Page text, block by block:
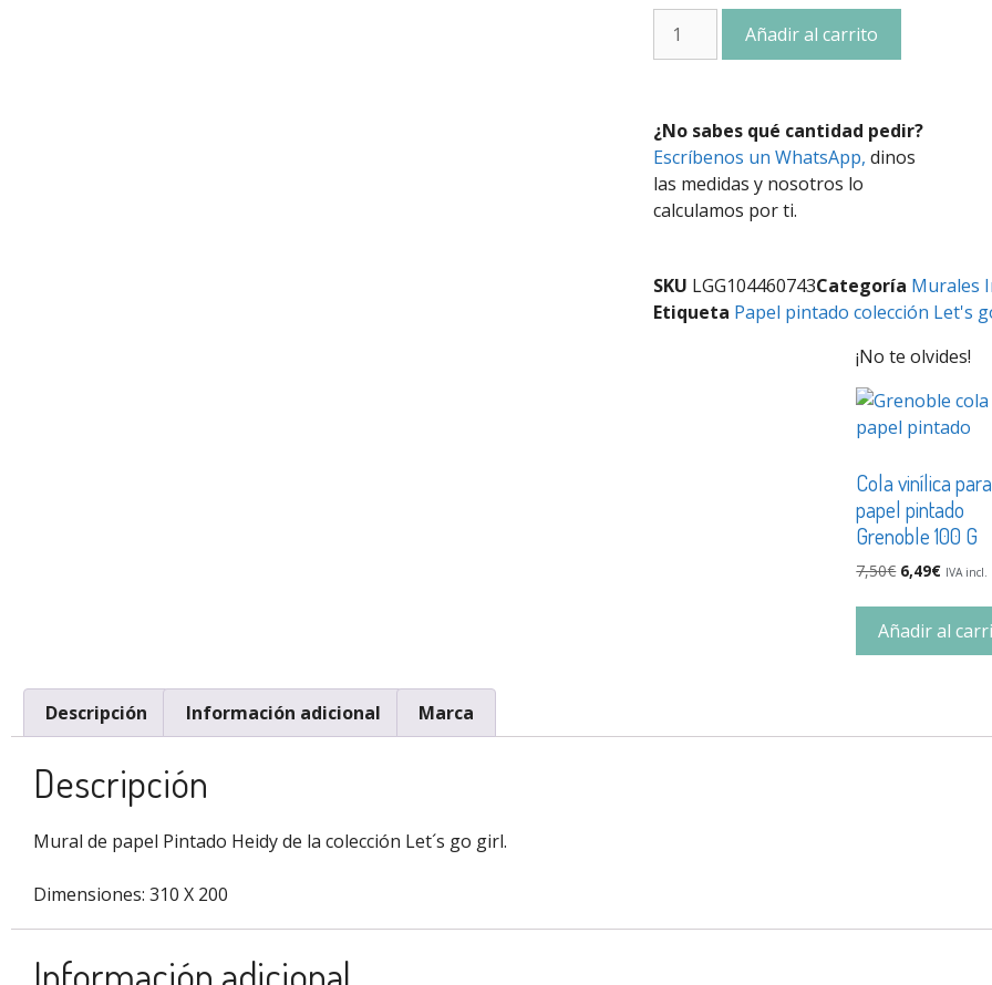
Añadir al carrito
¿No sabes qué cantidad pedir?
Escríbenos un WhatsApp, dinos
las medidas y nosotros lo
calculamos por ti.
SKU LGG104460743Categoría Murales
Etiqueta Papel pintado colección Let's
¡No te olvides!
Cola vinílica para
papel pintado
Grenoble 100 G
7,50€ 6,49€ IVA incl.
Añadir al
Descripción Información adicional Marca
Descripción
Mural de papel Pintado Heidy de la colección Let´s go girl.
Dimensiones: 310 X 200
Información adicional